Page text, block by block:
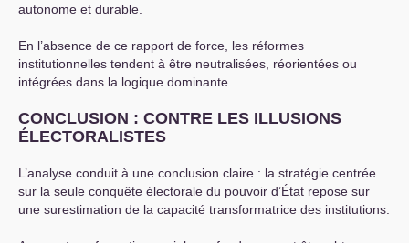
autonome et durable.
En l’absence de ce rapport de force, les réformes
institutionnelles tendent à être neutralisées, réorientées ou
intégrées dans la logique dominante.
CONCLUSION : CONTRE LES ILLUSIONS
ÉLECTORALISTES
L’analyse conduit à une conclusion claire : la stratégie centrée
sur la seule conquête électorale du pouvoir d’État repose sur
une surestimation de la capacité transformatrice des institutions.